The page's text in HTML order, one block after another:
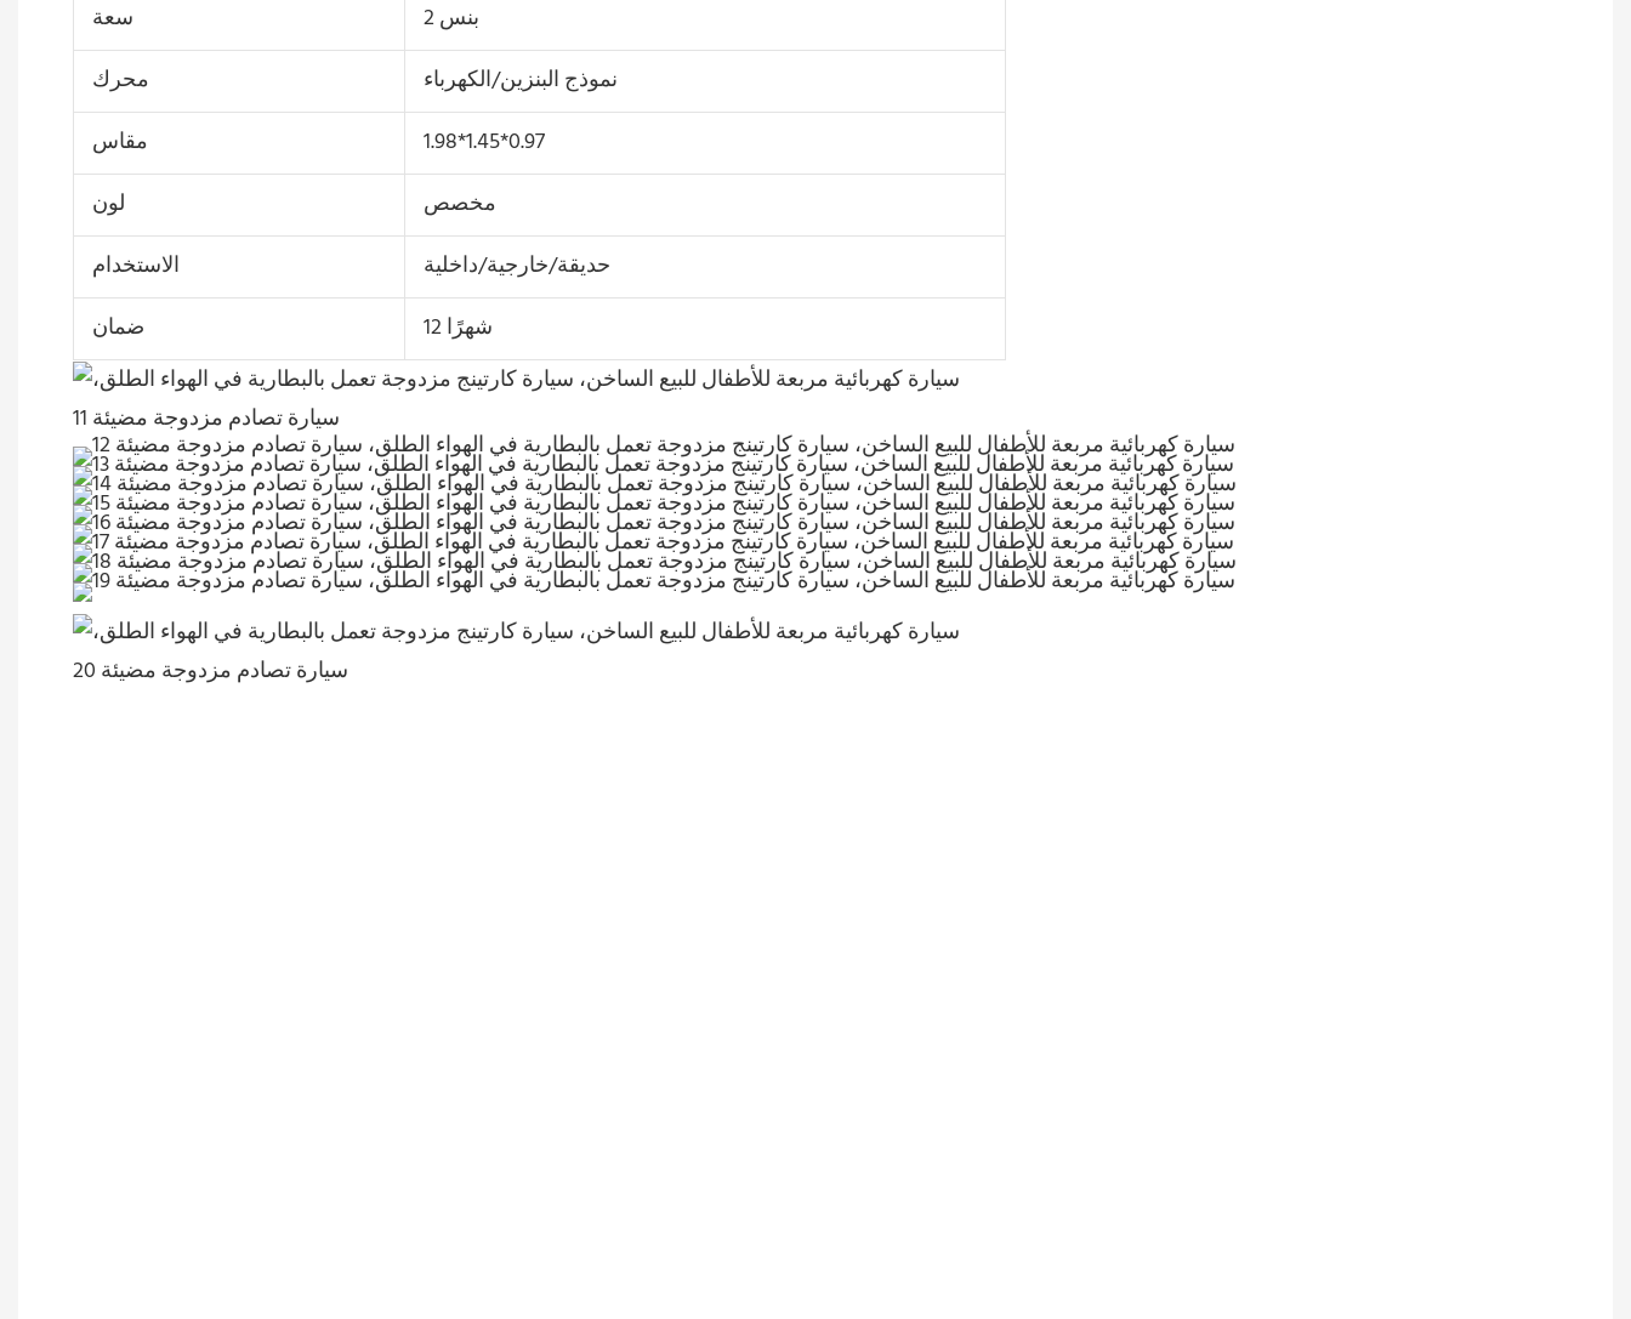
سعة
2 بنس
محرك
نموذج البنزين/الكهرباء
مقاس
1.98*1.45*0.97
لون
مخصص
الاستخدام
حديقة/خارجية/داخلية
ضمان
12 شهرًا